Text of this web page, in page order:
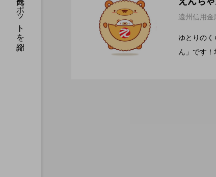
遠州信用金
ゆとりの
ん」です
の無いラーメン】
2026.07.11 JR新居町駅前のお
歳を重ねるごとに
EAT
自慢のブランド豚『極
豚』のとんかつ、名物